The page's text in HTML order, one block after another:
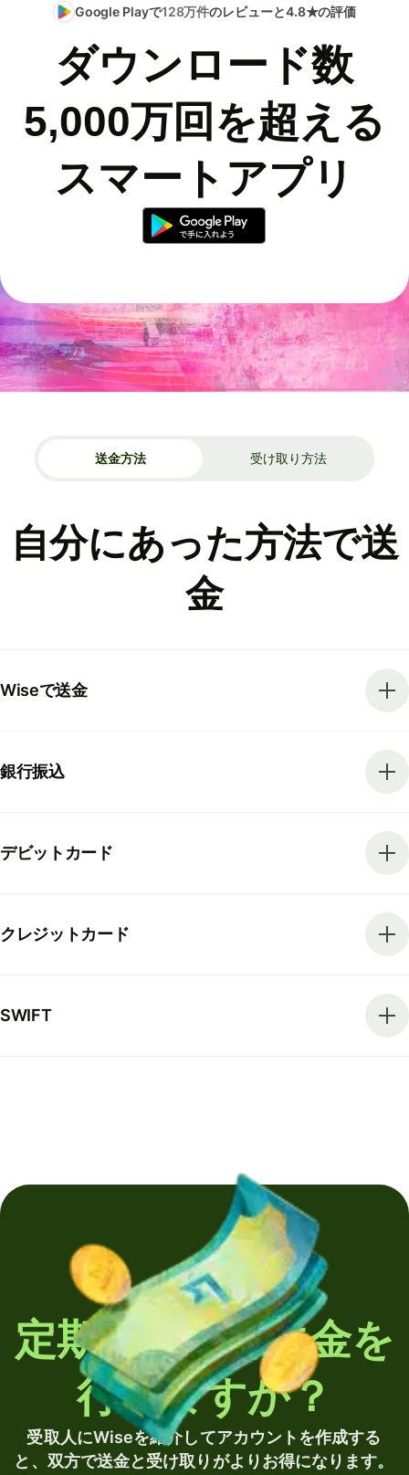
Google Playで128万件のレビューと4.8★の評価
ダウンロード数
5,000万回を超える
スマートアプリ
送金方法 受け取り方法
自分にあった方法で送
金
Wiseで送金
銀行振込
デビットカード
クレジットカード
SWIFT
定期的に海外送金を
行いますか？
受取人にWiseを紹介してアカウントを作成する
と、双方で送金と受け取りがよりお得になります。